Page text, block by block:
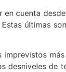
cuenta
últimas
desniveles de